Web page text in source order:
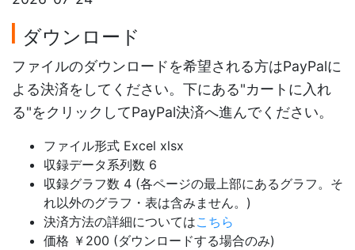
ダウンロード
ファイルのダウンロードを希望される方はPayPalに
よる決済をしてください。下にある"カートに入れ
る"をクリックしてPayPal決済へ進んでください。
ファイル形式 Excel xlsx
収録データ系列数 6
収録グラフ数 4 (各ページの最上部にあるグラフ。そ
れ以外のグラフ・表は含みません。)
決済方法の詳細についてはこちら
価格 ￥200 (ダウンロードする場合のみ)